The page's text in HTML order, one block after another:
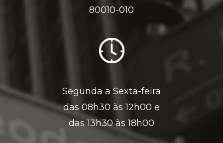
80010-010
Segunda a Sexta-feira
das 08h30 às 12h00 e
das 13h30 às 18h00